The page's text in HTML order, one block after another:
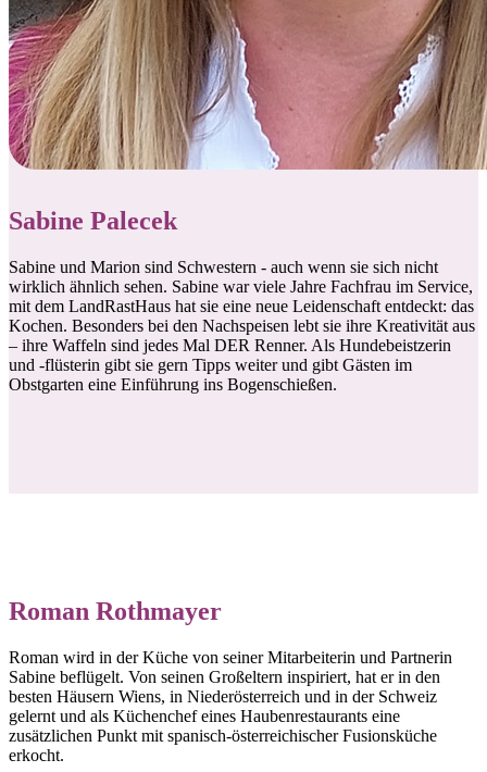
Sabine Palecek
Sabine und Marion sind Schwestern - auch wenn sie sich nicht
wirklich ähnlich sehen. Sabine war viele Jahre Fachfrau im Service,
mit dem LandRastHaus hat sie eine neue Leidenschaft entdeckt: das
Kochen. Besonders bei den Nachspeisen lebt sie ihre Kreativität aus
– ihre Waffeln sind jedes Mal DER Renner. Als Hundebeistzerin
und -flüsterin gibt sie gern Tipps weiter und gibt Gästen im
Obstgarten eine Einführung ins Bogenschießen.
Roman Rothmayer
Roman wird in der Küche von seiner Mitarbeiterin und Partnerin
Sabine beflügelt. Von seinen Großeltern inspiriert, hat er in den
besten Häusern Wiens, in Niederösterreich und in der Schweiz
gelernt und als Küchenchef eines Haubenrestaurants eine
zusätzlichen Punkt mit spanisch-österreichischer Fusionsküche
erkocht.